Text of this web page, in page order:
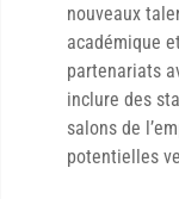
nouveaux
académique
partenariats
inclure des
salons de
potentielles